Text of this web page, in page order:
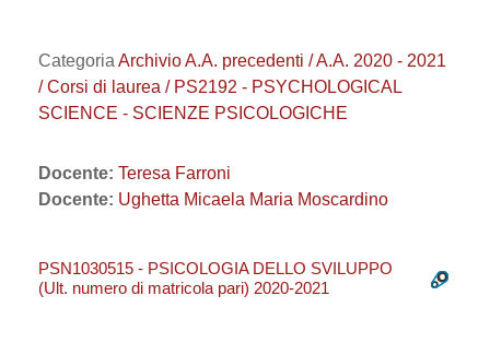
Categoria Archivio A.A. precedenti / A.A. 2020 - 2021
/ Corsi di laurea / PS2192 - PSYCHOLOGICAL
SCIENCE - SCIENZE PSICOLOGICHE
Docente: Teresa Farroni
Docente: Ughetta Micaela Maria Moscardino
PSN1030515 - PSICOLOGIA DELLO SVILUPPO
(Ult. numero di matricola pari) 2020-2021